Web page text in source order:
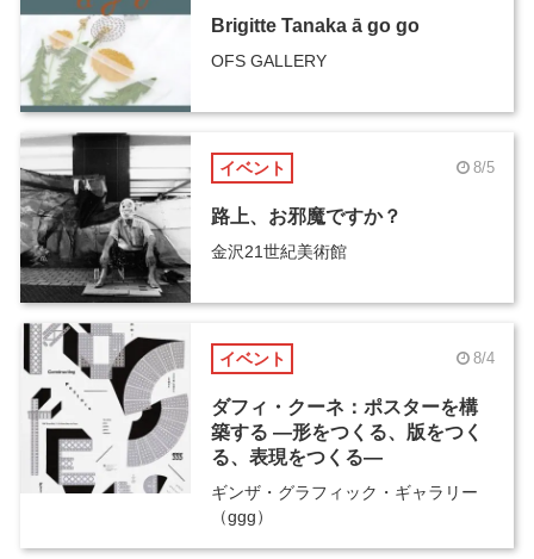
Brigitte Tanaka ā go go
OFS GALLERY
イベント 8/5
路上、お邪魔ですか？
金沢21世紀美術館
イベント 8/4
ダフィ・クーネ：ポスターを構
築する ―形をつくる、版をつく
る、表現をつくる―
ギンザ・グラフィック・ギャラリー
（ggg）